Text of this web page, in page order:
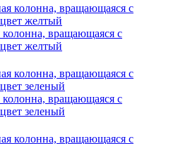
колонна, вращающаяся с
желтый
колонна, вращающаяся с
зеленый